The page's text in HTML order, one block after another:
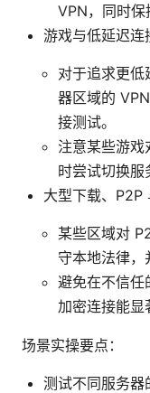
VPN，同时保
游戏与低延迟连
对于追求更
器区域的
接测试。
注意某些游戏
时尝试切换服
大型下载、P2P
某些区域对
守本地法律，
避免在不信任
加密连接能显
场景实操要点：
测试不同服务器